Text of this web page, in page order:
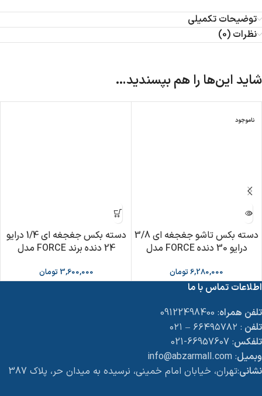
توضیحات تکمیلی
نظرات (0)
شاید این‌ها را هم بپسندید…
ناموجود
دسته بکس تاشو جغجغه ای 3/8
درایو 30 دنده FORCE مدل
6,280,000تومان
دسته بکس جغجغه ای 1/4 درایو
24 دنده برند FORCE مدل
3,600,000 تومان
اطلاعات تماس با ما
تلفن همراه: 09122498400
تلفن : ۶۶۴۹۵۷۸۲ – ۰۲۱
تلفکس: 66957607-021
وبمیل: info@abzarmall.com
نشانی:تهران، خیابان امام خمینی، نرسیده به میدان حر، پلاک 387